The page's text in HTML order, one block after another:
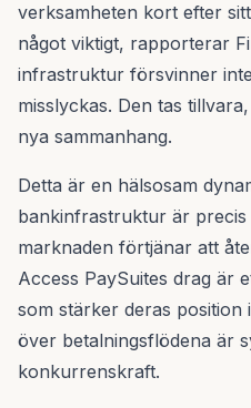
verksamheten kort efter
något viktigt, rapporterar
infrastruktur försvinner
misslyckas. Den tas
nya sammanhang.
Detta är en hälsosam
bankinfrastruktur är
marknaden förtjänar att
Access PaySuites drag är
som stärker deras
över betalningsflödena är
konkurrenskraft.